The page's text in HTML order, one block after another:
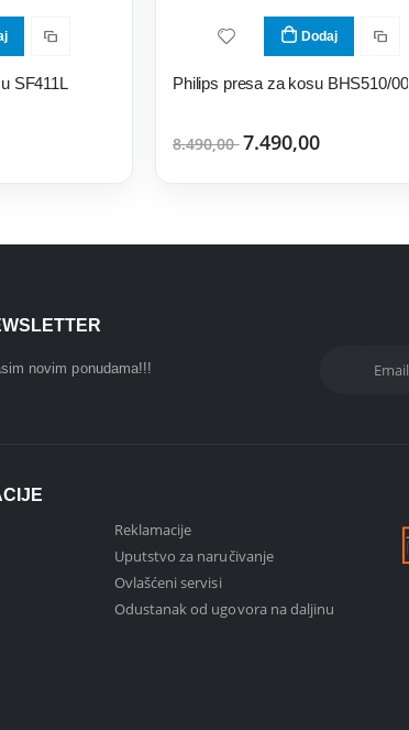
SF411L
Dodaj
Philips presa za kosu BHS510/00
8.490,007.490,00
novim ponudama!!!
Reklamacije
Uputstvo za naručivanje
Ovlašćeni servisi
Odustanak od ugovora na daljinu